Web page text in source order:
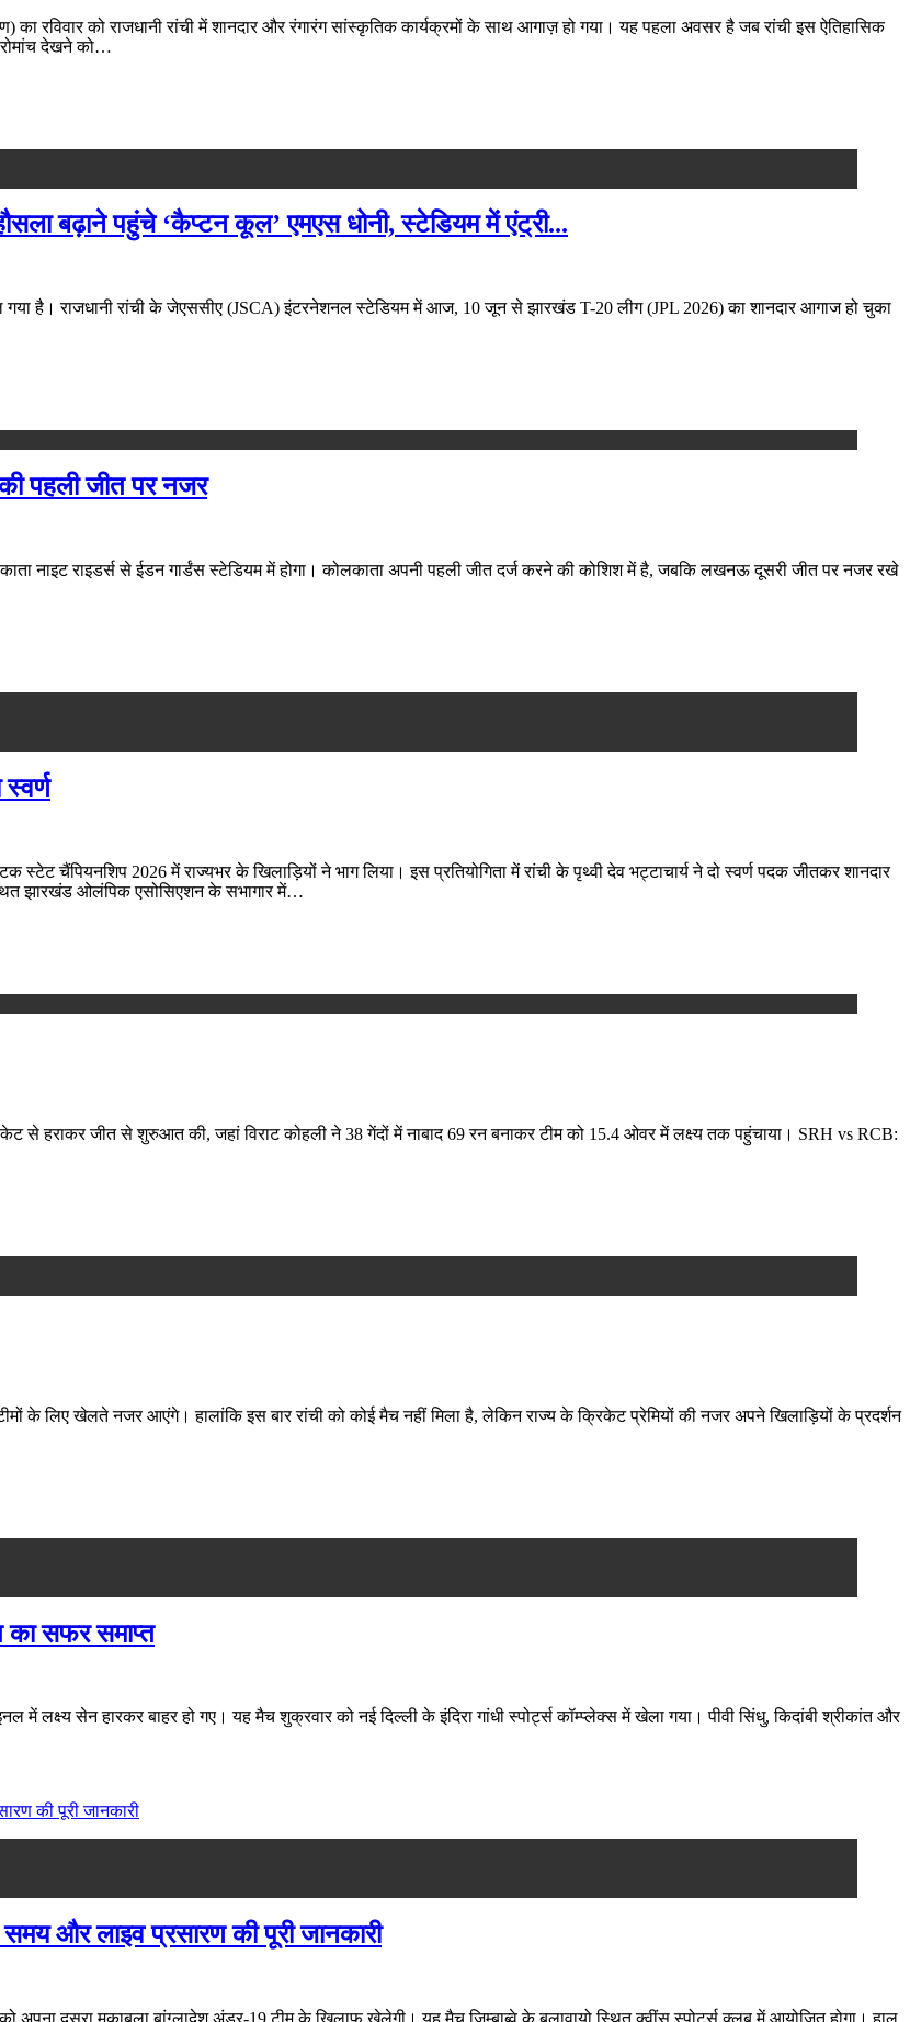
रविवार को राजधानी रांची में शानदार और रंगारंग सांस्कृतिक कार्यक्रमों के साथ आगाज़ हो गया। यह पहला अवसर है जब रांची इस ऐतिहासिक
रोमांच देखने को…
बढ़ाने पहुंचे ‘कैप्टन कूल’ एमएस धोनी, स्टेडियम में एंट्री...
गया है। राजधानी रांची के जेएससीए (JSCA) इंटरनेशनल स्टेडियम में आज, 10 जून से झारखंड T-20 लीग (JPL 2026) का शानदार आगाज हो चुका
पहली जीत पर नजर
राइडर्स से ईडन गार्डंस स्टेडियम में होगा। कोलकाता अपनी पहली जीत दर्ज करने की कोशिश में है, जबकि लखनऊ दूसरी जीत पर नजर रखे
स्टेट चैंपियनशिप 2026 में राज्यभर के खिलाड़ियों ने भाग लिया। इस प्रतियोगिता में रांची के पृथ्वी देव भट्टाचार्य ने दो स्वर्ण पदक जीतकर शानदार
स्थित झारखंड ओलंपिक एसोसिएशन के सभागार में…
से हराकर जीत से शुरुआत की, जहां विराट कोहली ने 38 गेंदों में नाबाद 69 रन बनाकर टीम को 15.4 ओवर में लक्ष्य तक पहुंचाया। SRH vs RCB:
के लिए खेलते नजर आएंगे। हालांकि इस बार रांची को कोई मैच नहीं मिला है, लेकिन राज्य के क्रिकेट प्रेमियों की नजर अपने खिलाड़ियों के प्रदर्शन
का सफर समाप्त
लक्ष्य सेन हारकर बाहर हो गए। यह मैच शुक्रवार को नई दिल्ली के इंदिरा गांधी स्पोर्ट्स कॉम्प्लेक्स में खेला गया। पीवी सिंधु, किदांबी श्रीकांत और
और लाइव प्रसारण की पूरी जानकारी